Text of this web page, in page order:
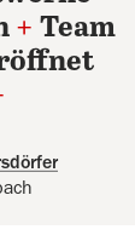
+ Team